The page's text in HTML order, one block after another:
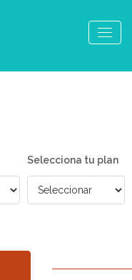
Selecciona tu plan